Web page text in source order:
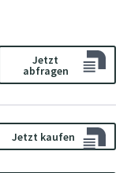
Jetzt
abfragen
Jetzt kaufen